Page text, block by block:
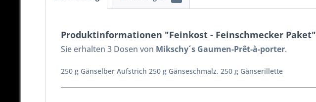
Produktinformationen "Feinkost - Feinschmecker Paket"
Sie erhalten 3 Dosen von Mikschy´s Gaumen-Prêt-à-porter.
250 g Gänselber Aufstrich 250 g Gänseschmalz, 250 g Gänserillette